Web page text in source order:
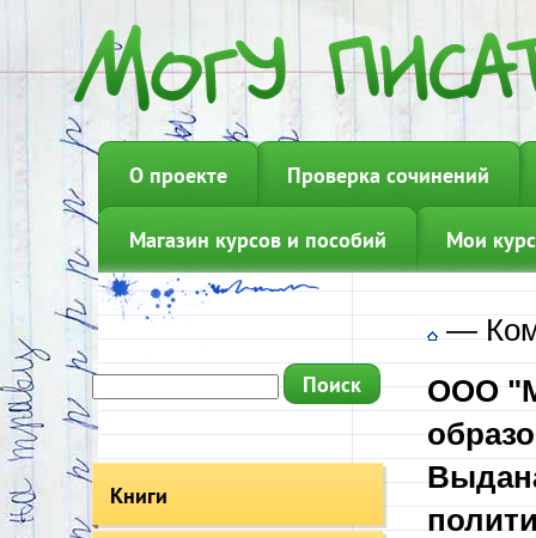
О проекте Проверка сочинений
Магазин курсов и пособий Мои
Книги
—
ООО